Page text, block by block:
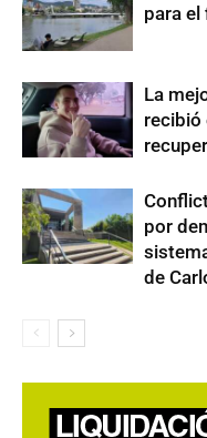
para el
La
recibió
por
de